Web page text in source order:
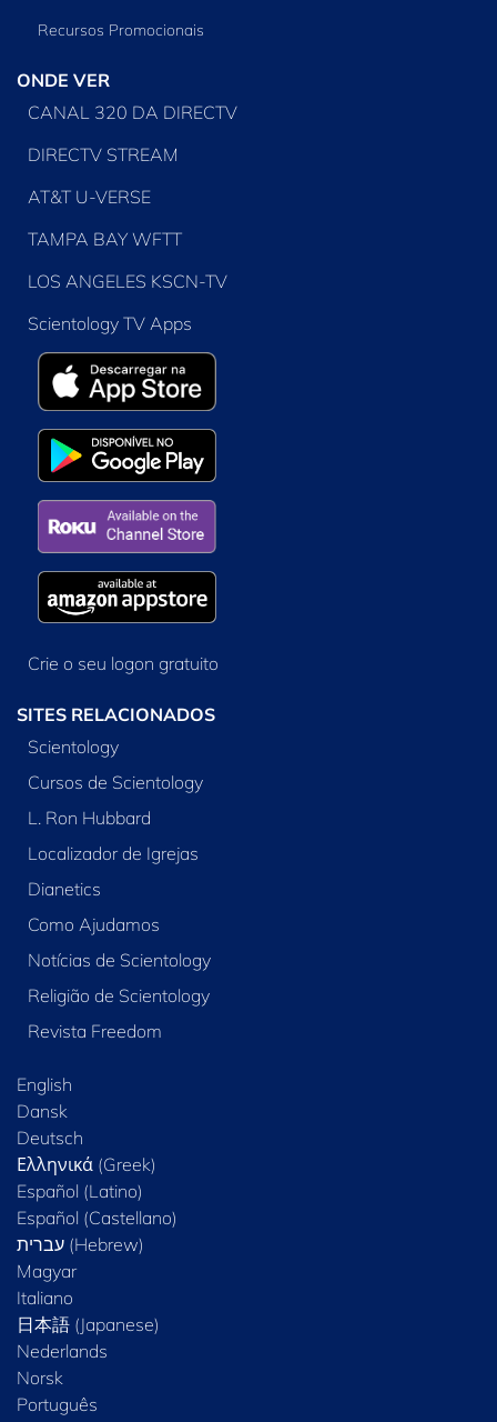
Recursos Promocionais
ONDE VER
CANAL 320 DA DIRECTV
DIRECTV STREAM
AT&T U-VERSE
TAMPA BAY WFTT
LOS ANGELES KSCN-TV
Scientology TV Apps
Crie o seu logon gratuito
SITES RELACIONADOS
Scientology
Cursos de Scientology
L. Ron Hubbard
Localizador de Igrejas
Dianetics
Como Ajudamos
Notícias de Scientology
Religião de Scientology
Revista Freedom
English
Dansk
Deutsch
Ελληνικά (Greek)
Español (Latino)
Español (Castellano)
Magyar
Italiano
日本語 (Japanese)
Nederlands
Norsk
Português